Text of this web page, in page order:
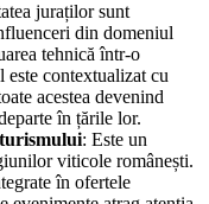
juraților sunt
din domeniul
tehnică într-o
este contextualizat cu
acestea devenind
în țările lor.
: Este un
viticole românești.
în ofertele